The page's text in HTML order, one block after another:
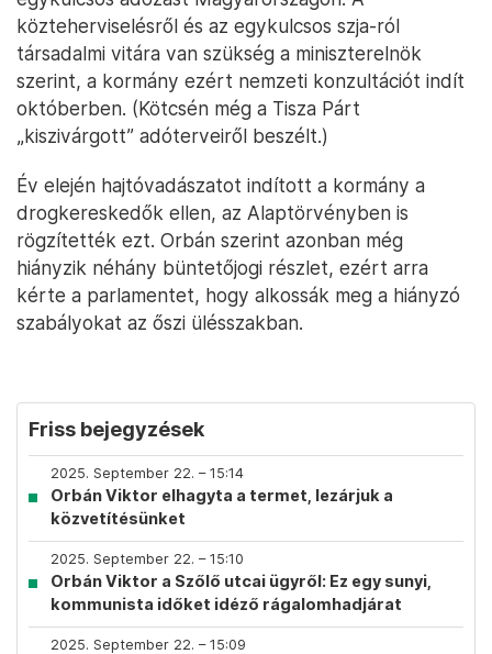
közteherviselésről és az egykulcsos szja-ról
társadalmi vitára van szükség a miniszterelnök
szerint, a kormány ezért nemzeti konzultációt indít
októberben. (Kötcsén még a Tisza Párt
„kiszivárgott” adóterveiről beszélt.)
Év elején hajtóvadászatot indított a kormány a
drogkereskedők ellen, az Alaptörvényben is
rögzítették ezt. Orbán szerint azonban még
hiányzik néhány büntetőjogi részlet, ezért arra
kérte a parlamentet, hogy alkossák meg a hiányzó
szabályokat az őszi ülésszakban.
Friss bejegyzések
2025. September 22. – 15:14
Orbán Viktor elhagyta a termet, lezárjuk a
közvetítésünket
2025. September 22. – 15:10
Orbán Viktor a Szőlő utcai ügyről: Ez egy sunyi,
kommunista időket idéző rágalomhadjárat
2025. September 22. – 15:09